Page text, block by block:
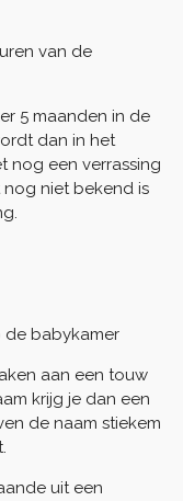
van de
5 maanden in de
dan in het
nog een verrassing
niet bekend is
de babykamer
aan een touw
krijg je dan een
de naam stiekem
uit een